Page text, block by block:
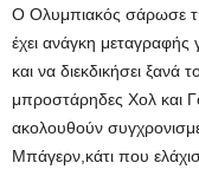
Ο Ολυμπιακός σάρωσε
έχει ανάγκη μεταγραφής
και να διεκδικήσει
μπροστάρηδες Χολ και
ακολουθούν
Μπάγερν,κάτι που